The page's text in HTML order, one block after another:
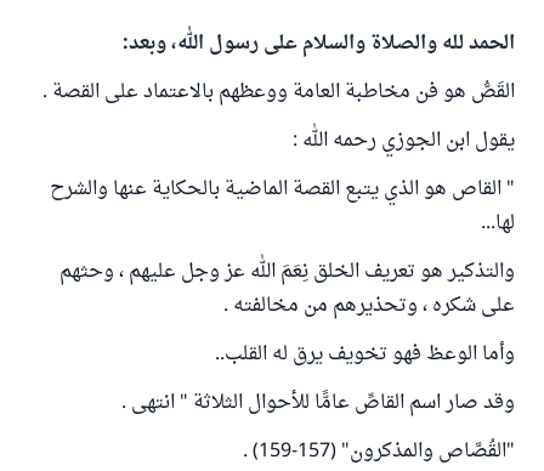
الحمد لله والصلاة والسلام على رسول الله، وبعد:
القَصُّ هو فن مخاطبة العامة ووعظهم بالاعتماد على القصة .
يقول ابن الجوزي رحمه الله :
" القاص هو الذي يتبع القصة الماضية بالحكاية عنها والشرح
لها...
والتذكير هو تعريف الخلق نِعَمَ الله عز وجل عليهم ، وحثهم
على شكره ، وتحذيرهم من مخالفته .
وأما الوعظ فهو تخويف يرق له القلب..
وقد صار اسم القاصِّ عامًّا للأحوال الثلاثة " انتهى .
"القُصَّاص والمذكرون" (157-159) .